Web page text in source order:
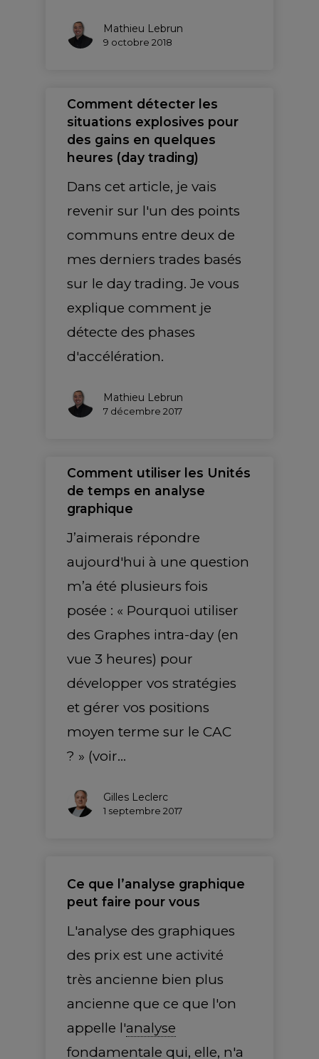
Mathieu Lebrun
9 octobre 2018
Comment détecter les
situations explosives pour
des gains en quelques
heures (day trading)
Dans cet article, je vais
revenir sur l'un des points
communs entre deux de
mes derniers trades basés
sur le day trading. Je vous
explique comment je
détecte des phases
d'accélération.
Mathieu Lebrun
7 décembre 2017
Comment utiliser les Unités
de temps en analyse
graphique
J’aimerais répondre
aujourd'hui à une question
m’a été plusieurs fois
posée : « Pourquoi utiliser
des Graphes intra-day (en
vue 3 heures) pour
développer vos stratégies
et gérer vos positions
moyen terme sur le CAC
? » (voir…
Gilles Leclerc
1 septembre 2017
Ce que l’analyse graphique
peut faire pour vous
L'analyse des graphiques
des prix est une activité
très ancienne bien plus
ancienne que ce que l'on
appelle l'analyse
fondamentale qui, elle, n'a